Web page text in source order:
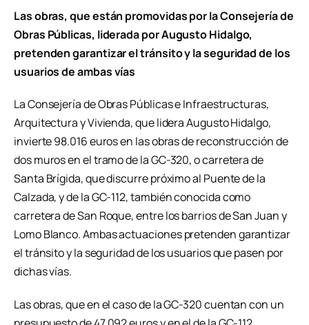
Las obras, que están promovidas por la Consejería de
Obras Públicas, liderada por Augusto Hidalgo,
pretenden garantizar el tránsito y la seguridad de los
usuarios de ambas vías
La Consejería de Obras Públicas e Infraestructuras,
Arquitectura y Vivienda, que lidera Augusto Hidalgo,
invierte 98.016 euros en las obras de reconstrucción de
dos muros en el tramo de la GC-320, o carretera de
Santa Brígida, que discurre próximo al Puente de la
Calzada, y de la GC-112, también conocida como
carretera de San Roque, entre los barrios de San Juan y
Lomo Blanco. Ambas actuaciones pretenden garantizar
el tránsito y la seguridad de los usuarios que pasen por
dichas vías.
Las obras, que en el caso de la GC-320 cuentan con un